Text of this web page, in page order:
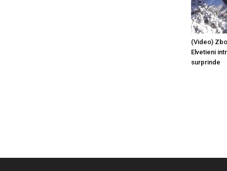
(Video)
Elvetieni
surprinde